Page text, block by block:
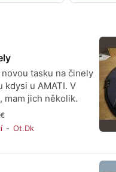
tasku na činely
kdysi u AMATI. V
mam jich několik.
Ot.Dk